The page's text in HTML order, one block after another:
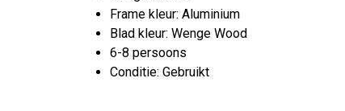
Frame kleur: Aluminium
Blad kleur: Wenge Wood
6-8 persoons
Conditie: Gebruikt